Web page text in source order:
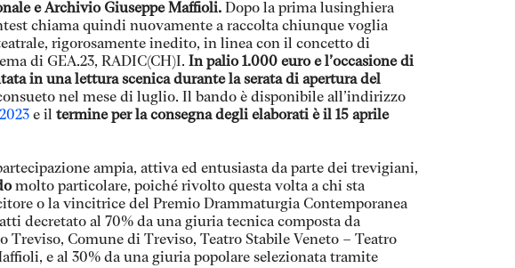
e Archivio Giuseppe Maffioli. Dopo la prima lusinghiera
chiama quindi nuovamente a raccolta chiunque voglia
rigorosamente inedito, in linea con il concetto di
di GEA.23, RADIC(CH)I. In palio 1.000 euro e l’occasione di
in una lettura scenica durante la serata di apertura del
nel mese di luglio. Il bando è disponibile all’indirizzo
e il termine per la consegna degli elaborati è il 15 aprile
ampia, attiva ed entusiasta da parte dei trevigiani,
molto particolare, poiché rivolto questa volta a chi sta
o la vincitrice del Premio Drammaturgia Contemporanea
decretato al 70% da una giuria tecnica composta da
Treviso, Comune di Treviso, Teatro Stabile Veneto – Teatro
e al 30% da una giuria popolare selezionata tramite